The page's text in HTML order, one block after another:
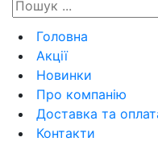
Головна
Акції
Новинки
Про компанію
Доставка та
Контакти